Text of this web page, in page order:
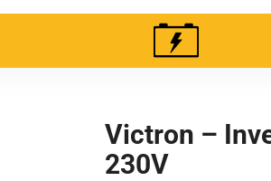
Victron –
230V